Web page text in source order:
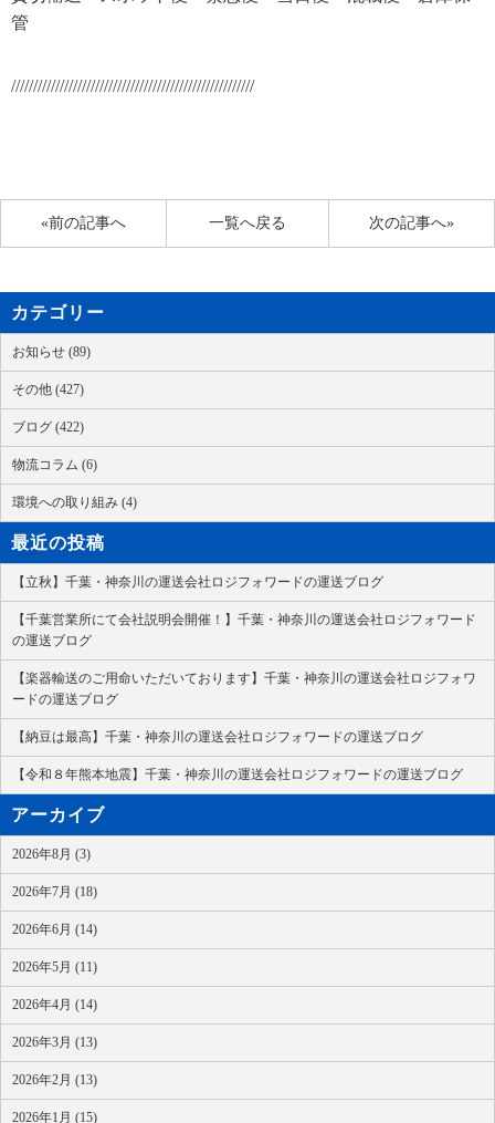
管
///////////////////////////////////////////////////////
«前の記事へ 次の記事へ»
一覧へ戻る
カテゴリー
お知らせ (89)
その他 (427)
ブログ (422)
物流コラム (6)
環境への取り組み (4)
最近の投稿
【立秋】千葉・神奈川の運送会社ロジフォワードの運送ブログ
【千葉営業所にて会社説明会開催！】千葉・神奈川の運送会社ロジフォワード
の運送ブログ
【楽器輸送のご用命いただいております】千葉・神奈川の運送会社ロジフォワ
ードの運送ブログ
【納豆は最高】千葉・神奈川の運送会社ロジフォワードの運送ブログ
【令和８年熊本地震】千葉・神奈川の運送会社ロジフォワードの運送ブログ
アーカイブ
2026年8月 (3)
2026年7月 (18)
2026年6月 (14)
2026年5月 (11)
2026年4月 (14)
2026年3月 (13)
2026年2月 (13)
2026年1月 (15)